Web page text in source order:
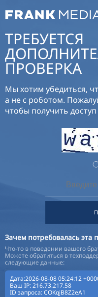
ТРЕБУЕТСЯ
ПРОВЕРКА
Мы хотим убедиться,
а не с роботом.
чтобы получить доступ
Зачем потребовалась эта
Что-то в поведении вашего
Можете обратиться в
следующие данные:
Дата:2026-08-08 05:24:12
Ваш IP:216.73.217.58
ID запроса:COKqjB8Z2eA1